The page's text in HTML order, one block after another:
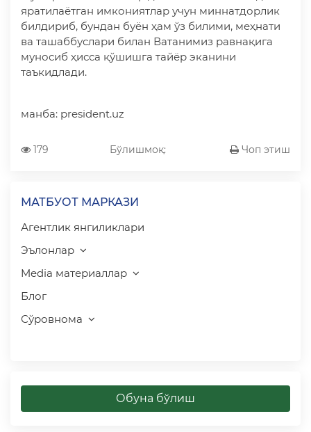
яратилаётган имкониятлар учун миннатдорлик
билдириб, бундан буён ҳам ўз билими, меҳнати
ва ташаббуслари билан Ватанимиз равнақига
муносиб ҳисса қўшишга тайёр эканини
таъкидлади.
манба: president.uz
179 Бўлишмоқ: Чоп этиш
МАТБУОТ МАРКАЗИ
Агентлик янгиликлари
Эълонлар
Media материаллар
Блог
Сўровнома
Обуна бўлиш